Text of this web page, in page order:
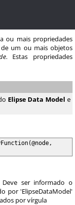
ou mais propriedades
um ou mais objetos
. Estas propriedades
Elipse Data Model e
ser informado o
por 'ElipseDataModel'
por vírgula